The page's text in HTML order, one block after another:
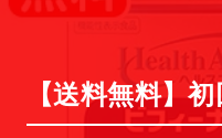
【送料無料】